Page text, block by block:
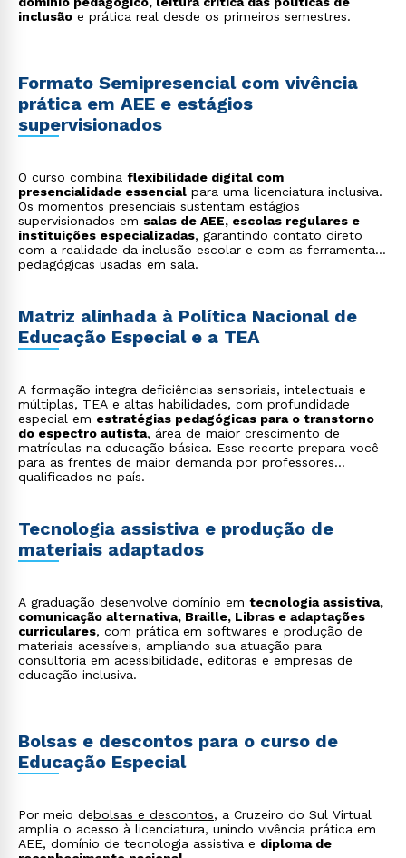
inclusão e prática real desde os primeiros semestres.
Formato Semipresencial com vivência
prática em AEE e estágios
supervisionados
O curso combina flexibilidade digital com
presencialidade essencial para uma licenciatura inclusiva.
Os momentos presenciais sustentam estágios
supervisionados em salas de AEE, escolas regulares e
instituições especializadas, garantindo contato direto
com a realidade da inclusão escolar e com as ferramentas
pedagógicas usadas em sala.
Matriz alinhada à Política Nacional de
Educação Especial e a TEA
A formação integra deficiências sensoriais, intelectuais e
múltiplas, TEA e altas habilidades, com profundidade
especial em estratégias pedagógicas para o transtorno
do espectro autista, área de maior crescimento de
matrículas na educação básica. Esse recorte prepara você
para as frentes de maior demanda por professores
qualificados no país.
Tecnologia assistiva e produção de
materiais adaptados
A graduação desenvolve domínio em tecnologia assistiva,
comunicação alternativa, Braille, Libras e adaptações
curriculares, com prática em softwares e produção de
materiais acessíveis, ampliando sua atuação para
consultoria em acessibilidade, editoras e empresas de
educação inclusiva.
Bolsas e descontos para o curso de
Educação Especial
Por meio debolsas e descontos, a Cruzeiro do Sul Virtual
amplia o acesso à licenciatura, unindo vivência prática em
AEE, domínio de tecnologia assistiva e diploma de
ou